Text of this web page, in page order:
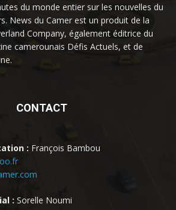
du monde entier sur les nouvelles du
News du Camer est un produit de la
Company, également éditrice du
camerounais Défis Actuels, et de
CONTACT
: François Bambou
: Sorelle Noumi